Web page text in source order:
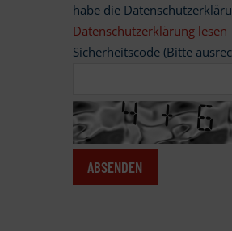
habe die
Datenschutzerklärung lesen
Sicherheitscode (Bitte